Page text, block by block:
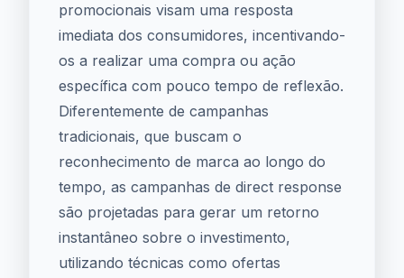
promocionais visam uma resposta
imediata dos consumidores, incentivando-
os a realizar uma compra ou ação
específica com pouco tempo de reflexão.
Diferentemente de campanhas
tradicionais, que buscam o
reconhecimento de marca ao longo do
tempo, as campanhas de direct response
são projetadas para gerar um retorno
instantâneo sobre o investimento,
utilizando técnicas como ofertas